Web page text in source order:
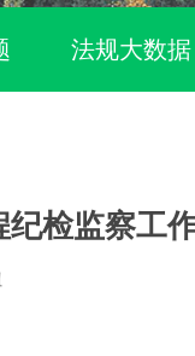
法规大数据
检监察工